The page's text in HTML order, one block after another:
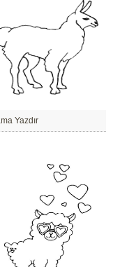
Yazdır